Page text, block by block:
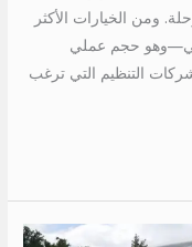
ومن الخيارات الأكثر
الجماعية هو كوستر 21 كرسي—وهو حجم عملي
التنظيم التي ترغب